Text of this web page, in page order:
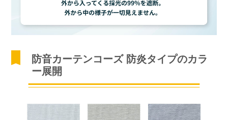
防音カーテンコーズ 防炎タイプのカラ
ー展開